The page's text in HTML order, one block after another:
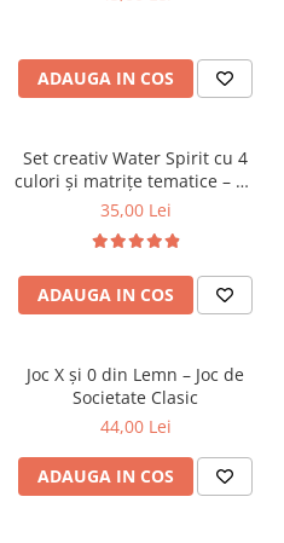
ADAUGA IN COS
Set creativ Water Spirit cu 4
culori și matrițe tematice – Kit
pentru figurine gelatinoase
35,00 Lei
ADAUGA IN COS
Joc X și 0 din Lemn – Joc de
Societate Clasic
44,00 Lei
ADAUGA IN COS